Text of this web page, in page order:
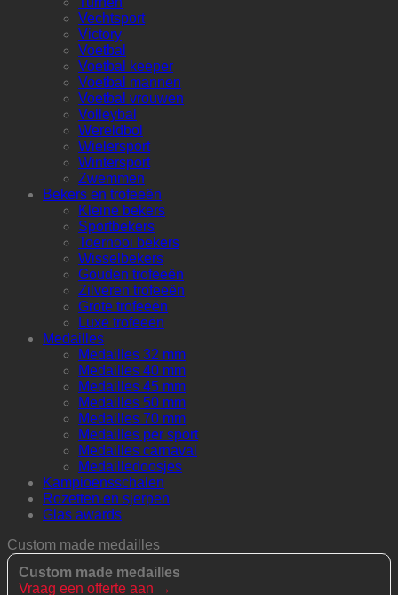
Vechtsport
Victory
Voetbal
Voetbal keeper
Voetbal mannen
Voetbal vrouwen
Volleybal
Wereldbol
Wielersport
Wintersport
Zwemmen
Bekers en trofeeën
Kleine bekers
Sportbekers
Toernooi bekers
Wisselbekers
Gouden trofeeën
Zilveren trofeeën
Grote trofeeën
Luxe trofeeën
Medailles
Medailles 32 mm
Medailles 40 mm
Medailles 45 mm
Medailles 50 mm
Medailles 70 mm
Medailles per sport
Medailles carnaval
Medailledoosjes
Kampioensschalen
Rozetten en sjerpen
Glas awards
Custom made medailles
Custom made medailles
Vraag een offerte aan →